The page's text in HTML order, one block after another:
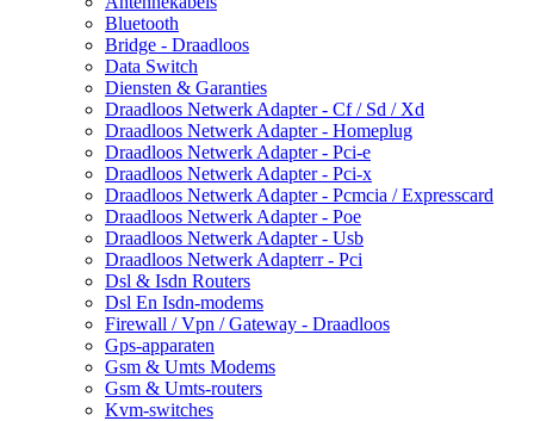
Bluetooth
Bridge - Draadloos
Data Switch
Diensten & Garanties
Draadloos Netwerk Adapter - Cf / Sd / Xd
Draadloos Netwerk Adapter - Homeplug
Draadloos Netwerk Adapter - Pci-e
Draadloos Netwerk Adapter - Pci-x
Draadloos Netwerk Adapter - Pcmcia / Expresscard
Draadloos Netwerk Adapter - Poe
Draadloos Netwerk Adapter - Usb
Draadloos Netwerk Adapterr - Pci
Dsl & Isdn Routers
Dsl En Isdn-modems
Firewall / Vpn / Gateway - Draadloos
Gps-apparaten
Gsm & Umts Modems
Gsm & Umts-routers
Kvm-switches